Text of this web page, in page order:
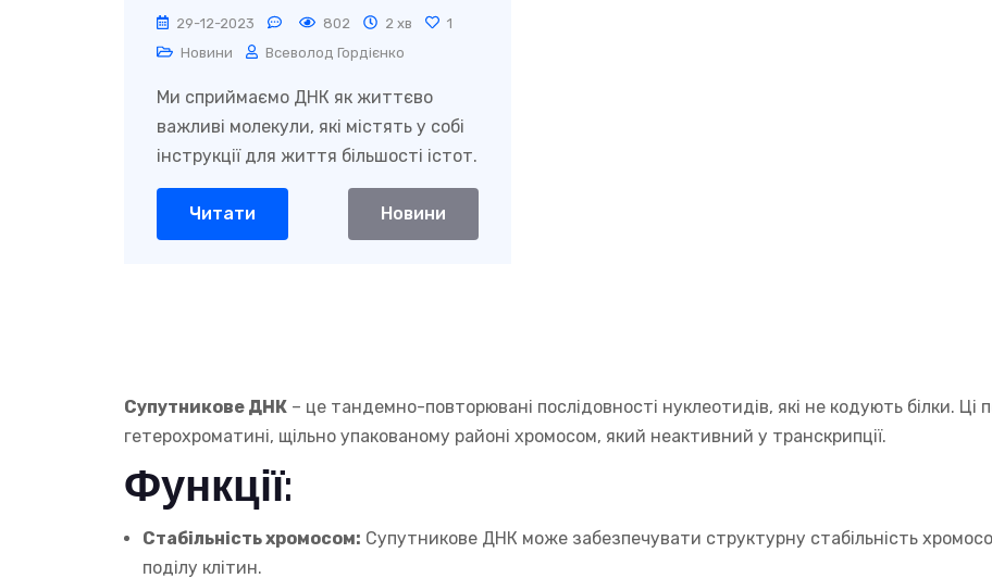
29-12-2023 802 2 хв
1
Новини
Всеволод Гордієнко
Ми сприймаємо ДНК як життєво
важливі молекули, які містять у собі
інструкції для життя більшості істот.
Читати Новини
Супутникове ДНК – це тандемно-повторювані послідовності нуклеотидів, які не кодують білки. Ці
гетерохроматині, щільно упакованому районі хромосом, який неактивний у транскрипції.
Функції:
Стабільність хромосом: Супутникове ДНК може забезпечувати структурну стабільність
поділу клітин.